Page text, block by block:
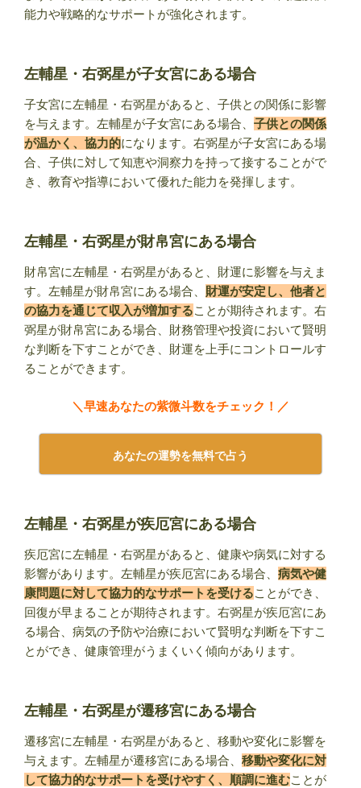
能力や戦略的なサポートが強化されます。
左輔星・右弼星が子女宮にある場合
子女宮に左輔星・右弼星があると、子供との関係に影響
を与えます。左輔星が子女宮にある場合、 子供との関係
が温かく、協力的になります。右弼星が子女宮にある場
合、子供に対して知恵や洞察力を持って接することがで
き、教育や指導において優れた能力を発揮します。
左輔星・右弼星が財帛宮にある場合
財帛宮に左輔星・右弼星があると、財運に影響を与えま
す。左輔星が財帛宮にある場合、 財運が安定し、他者と
の協力を通じて収入が増加することが期待されます。右
弼星が財帛宮にある場合、財務管理や投資において賢明
な判断を下すことができ、財運を上手にコントロールす
ることができます。
＼早速あなたの紫微斗数をチェック！／
あなたの運勢を無料で占う
左輔星・右弼星が疾厄宮にある場合
疾厄宮に左輔星・右弼星があると、健康や病気に対する
影響があります。左輔星が疾厄宮にある場合、 病気や健
康問題に対して協力的なサポートを受けることができ、
回復が早まることが期待されます。右弼星が疾厄宮にあ
る場合、病気の予防や治療において賢明な判断を下すこ
とができ、健康管理がうまくいく傾向があります。
左輔星・右弼星が遷移宮にある場合
遷移宮に左輔星・右弼星があると、移動や変化に影響を
与えます。左輔星が遷移宮にある場合、 移動や変化に対
して協力的なサポートを受けやすく、順調に進むことが